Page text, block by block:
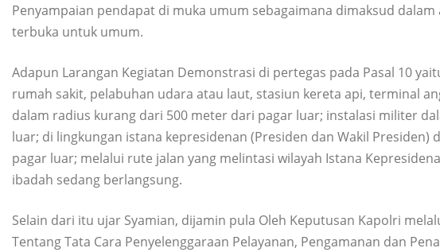
Penyampaian pendapat di muka umum sebagaimana dimaksud
terbuka untuk umum.
Adapun Larangan Kegiatan Demonstrasi di pertegas pada Pasal 10
rumah sakit, pelabuhan udara atau laut, stasiun kereta api, terminal
dalam radius kurang dari 500 meter dari pagar luar; instalasi militer
luar; di lingkungan istana kepresidenan (Presiden dan Wakil
pagar luar; melalui rute jalan yang melintasi wilayah Istana
ibadah sedang berlangsung.
Selain dari itu ujar Syamian, dijamin pula Oleh Keputusan Kapolri
Tentang Tata Cara Penyelenggaraan Pelayanan, Pengamanan dan